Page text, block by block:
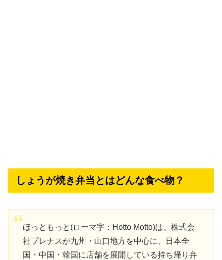
しょうが焼き弁当とはどんな食べ物？
ほっともっと(ローマ字：Hotto Motto)は、株式会
社プレナスが九州・山口地方を中心に、日本全
国・中国・韓国に店舗を展開している持ち帰り弁